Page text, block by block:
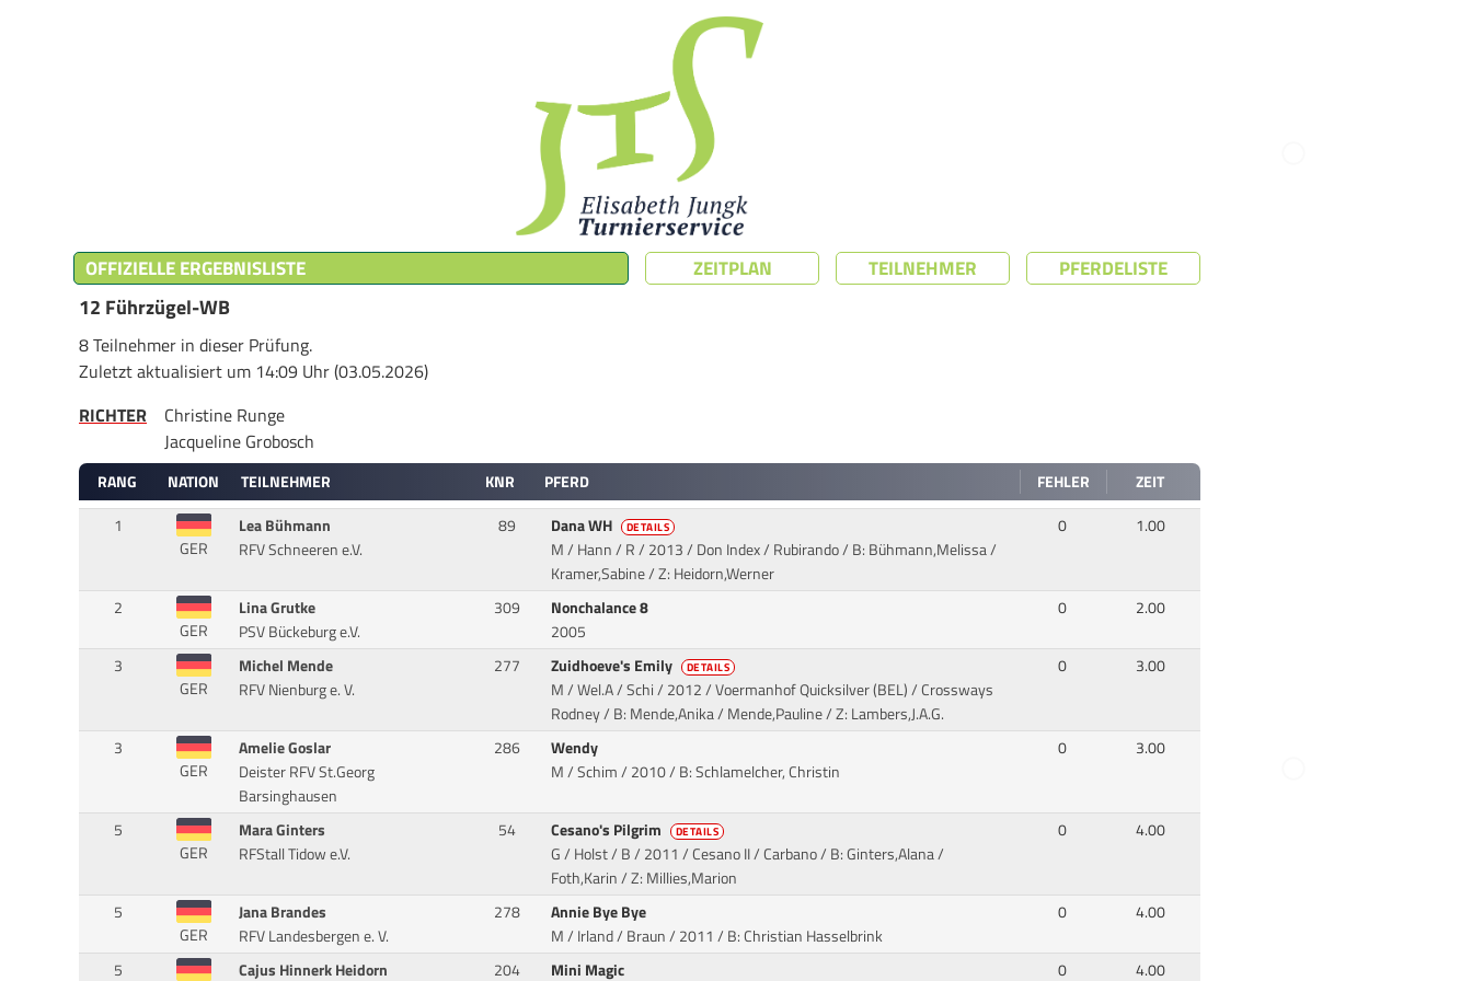
OFFIZIELLE ERGEBNISLISTE ZEITPLAN TEILNEHMER
PFERDELISTE
12 Führzügel-WB
8 Teilnehmer in dieser Prüfung.
Zuletzt aktualisiert um 14:09 Uhr (03.05.2026)
RICHTER
Christine Runge
Jacqueline Grobosch
RANG NATION TEILNEHMER KNR PFERD FEHLER
ZEIT
1
GER
Lea Bühmann
RFV Schneeren e.V.
89 Dana WH DETAILS
M / Hann / R / 2013 / Don Index / Rubirando/ B: Bühmann,Melissa /
Kramer,Sabine / Z: Heidorn,Werner
0 1.00
2
GER
Lina Grutke
PSV Bückeburg e.V.
309
Nonchalance 8
2005
0 2.00
3
GER
Michel Mende
RFV Nienburg e. V.
277 Zuidhoeve's Emily DETAILS
M / Wel.A / Schi / 2012 / Voermanhof Quicksilver (BEL) / Crossways
Rodney/ B: Mende,Anika / Mende,Pauline / Z: Lambers,J.A.G.
0 3.00
3
GER
Amelie Goslar
Deister RFV St.Georg
Barsinghausen
286
Wendy
M / Schim / 2010/ B: Schlamelcher, Christin
0 3.00
5
GER
Mara Ginters
RFStall Tidow e.V.
54 Cesano's Pilgrim DETAILS
G / Holst / B / 2011 / Cesano II / Carbano/ B: Ginters,Alana /
Foth,Karin / Z: Millies,Marion
0 4.00
5
GER
Jana Brandes
RFV Landesbergen e. V.
278
Annie Bye Bye
M / Irland / Braun / 2011 / B: Christian Hasselbrink
0 4.00
5
Cajus Hinnerk Heidorn 204 Mini Magic 0 4.00